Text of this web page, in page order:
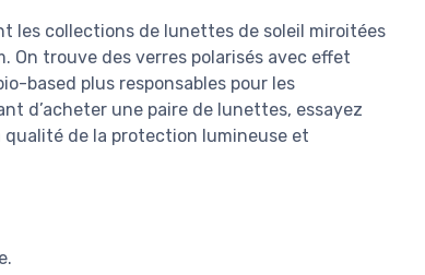
les collections de lunettes de soleil miroitées
On trouve des verres polarisés avec effet
based plus responsables pour les
d’acheter une paire de lunettes, essayez
de la protection lumineuse et